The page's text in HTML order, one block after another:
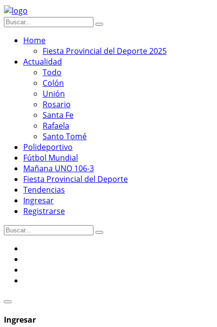
Home
Fiesta Provincial del Deporte 2025
Actualidad
Todo
Colón
Unión
Rosario
Santa Fe
Rafaela
Santo Tomé
Polideportivo
Fútbol Mundial
Mañana UNO 106-3
Fiesta Provincial del Deporte
Tendencias
Ingresar
Registrarse
Ingresar